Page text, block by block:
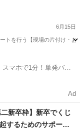
6月15日
トを行う【現場の片付け・お
スマホで1分！単発バイ
Ad
新卒枠】新卒でくじ
するためのサポート